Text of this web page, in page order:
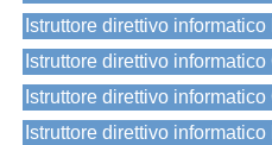
Istruttore direttivo
Istruttore direttivo
Istruttore direttivo
Istruttore direttivo